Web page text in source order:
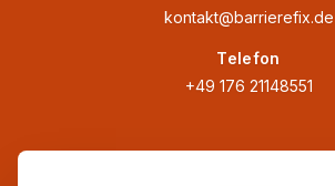
kontakt@barrierefix.de
Telefon
+49 176 21148551